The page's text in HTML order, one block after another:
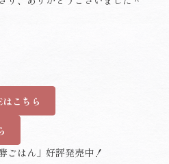
こちら
ごはん」好評発売中！